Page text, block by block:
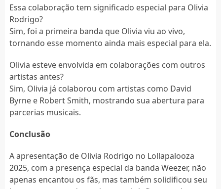
Essa colaboração tem significado especial para Olivia
Rodrigo?
Sim, foi a primeira banda que Olivia viu ao vivo,
tornando esse momento ainda mais especial para ela.
Olivia esteve envolvida em colaborações com outros
artistas antes?
Sim, Olivia já colaborou com artistas como David
Byrne e Robert Smith, mostrando sua abertura para
parcerias musicais.
Conclusão
A apresentação de Olivia Rodrigo no Lollapalooza
2025, com a presença especial da banda Weezer, não
apenas encantou os fãs, mas também solidificou seu